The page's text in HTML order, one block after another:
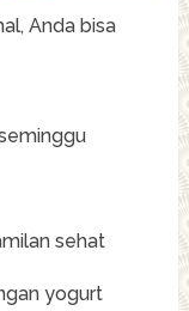
Anda bisa
sehat
yogurt